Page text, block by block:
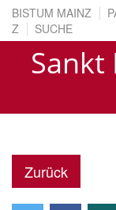
BISTUM MAINZ
Z
SUCHE
Sankt
Zurück